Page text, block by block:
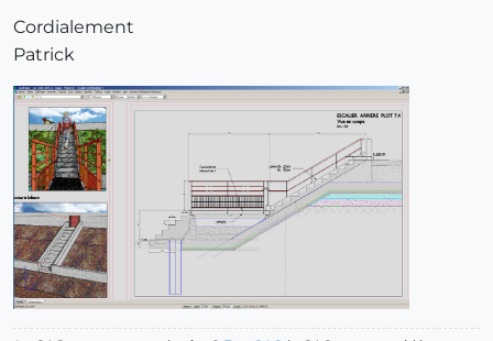
Cordialement
Patrick